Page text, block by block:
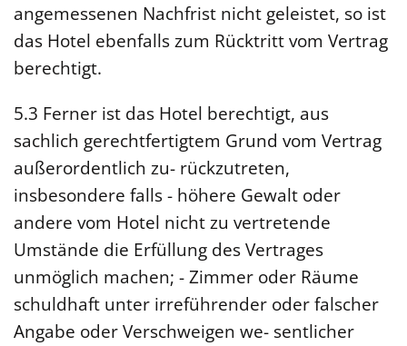
angemessenen Nachfrist nicht geleistet, so ist
das Hotel ebenfalls zum Rücktritt vom Vertrag
berechtigt.
5.3 Ferner ist das Hotel berechtigt, aus
sachlich gerechtfertigtem Grund vom Vertrag
außerordentlich zu- rückzutreten,
insbesondere falls - höhere Gewalt oder
andere vom Hotel nicht zu vertretende
Umstände die Erfüllung des Vertrages
unmöglich machen; - Zimmer oder Räume
schuldhaft unter irreführender oder falscher
Angabe oder Verschweigen we- sentlicher